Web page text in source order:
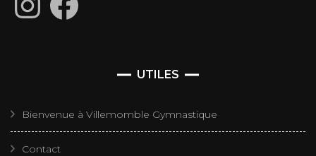
UTILES
Bienvenue à Villemomble Gymnastique
Contact